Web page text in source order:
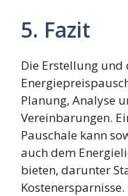
5. Fazit
Die Erstellung und
Planung, Analyse
Vereinbarungen.
Pauschale kann
auch dem
bieten, darunter